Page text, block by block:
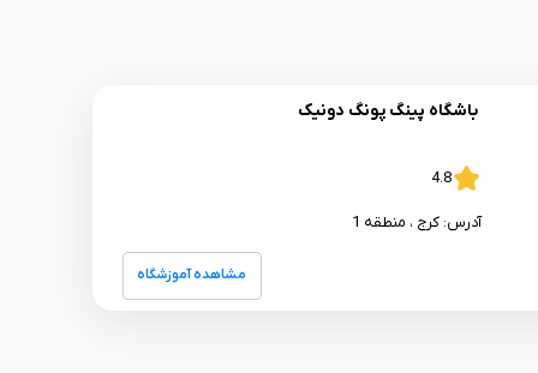
باشگاه پینگ پونگ دونیک
4.8
آدرس: کرج ، منطقه 1
مشاهده آموزشگاه